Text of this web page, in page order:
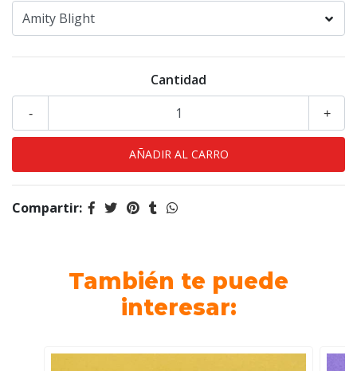
Cantidad
+
-
Compartir:
También te puede
interesar: